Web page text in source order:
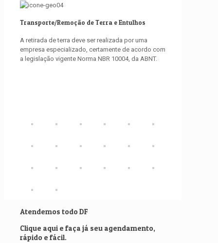
Transporte/Remoção de Terra e Entulhos
A retirada de terra deve ser realizada por uma
empresa especializado, certamente de acordo com
a legislação vigente Norma NBR 10004, da ABNT.
Atendemos todo DF
Clique aqui e faça já seu agendamento,
rápido e fácil.